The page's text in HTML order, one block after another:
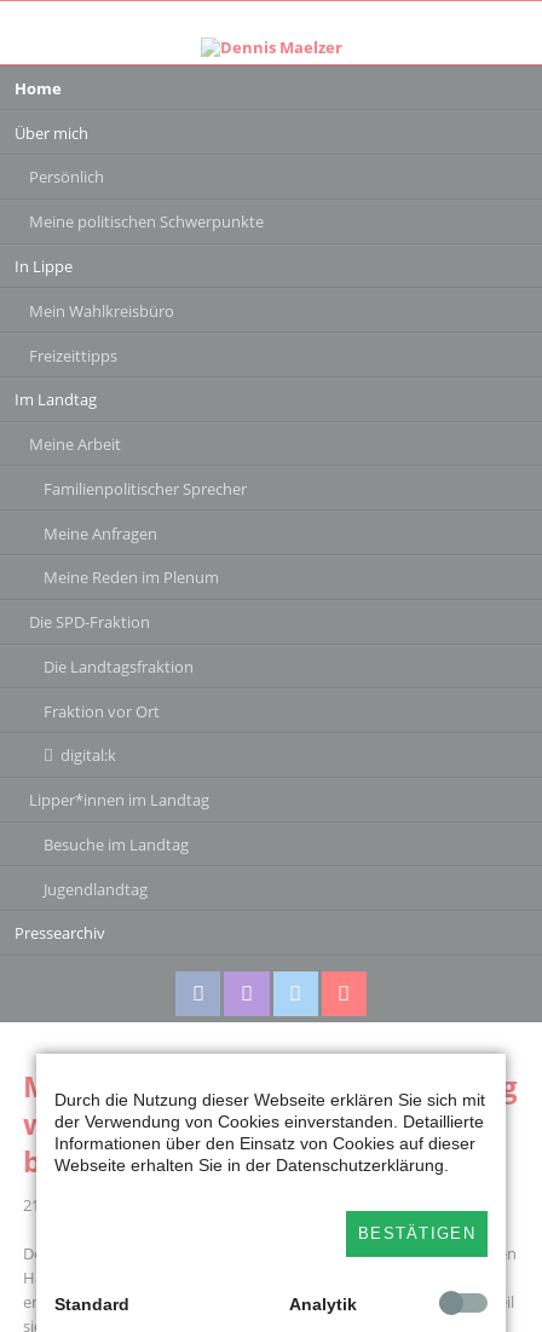
überspringen
Home
Über mich
Persönlich
Meine politischen Schwerpunkte
In Lippe
Mein Wahlkreisbüro
Freizeittipps
Im Landtag
Meine Arbeit
Familienpolitischer Sprecher
Meine Anfragen
Meine Reden im Plenum
Die SPD-Fraktion
Die Landtagsfraktion
Fraktion vor Ort
digital:k
Lipper*innen im Landtag
Besuche im Landtag
Jugendlandtag
Pressearchiv
Maelzer hakt bei Landesregierung
wegen fairer Arbeitsbedingungen
bei Glasfaserausbau nach
21.03.2024 16:34
Der Ausbau des schnellen Internets schreitet voran. Allein im zweiten
Halbjahr 2023 wurden in NRW 530.000 Haushalte neu mit Glasfaser
erschlossen. Doch der rasche Ausbau birgt auch Schattenseiten. Weil
sich Berichte über ausbeuterische Bedingungen beim
Durch die Nutzung dieser Webseite erklären Sie sich mit
der Verwendung von Cookies einverstanden. Detaillierte
Informationen über den Einsatz von Cookies auf dieser
Webseite erhalten Sie in der Datenschutzerklärung.
BESTÄTIGEN
Standard Analytik